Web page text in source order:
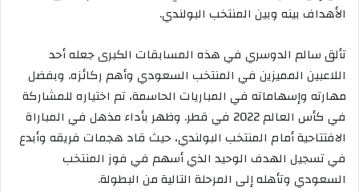
الأهداف بينه وبين المنتخب البولندي.
تألق سالم الدوسري في هذه المسابقات الكبرى جعله أحد
اللاعبين المميزين في المنتخب السعودي وأهم ركائزه. وبفضل
مهارته وإسهاماته في المباريات الحاسمة، تم اختياره للمشاركة
في كأس العالم 2022 في قطر. وظهر بأداء مذهل في المباراة
الافتتاحية أمام المنتخب البولندي، حيث قاد هجمات فريقه وأبدع
في تسجيل الهدف الوحيد الذي أسهم في فوز المنتخب
السعودي وتأهله إلى المرحلة التالية من البطولة.